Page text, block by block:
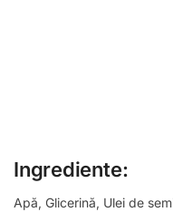
Ingrediente:
Apă, Glicerină, Ulei de